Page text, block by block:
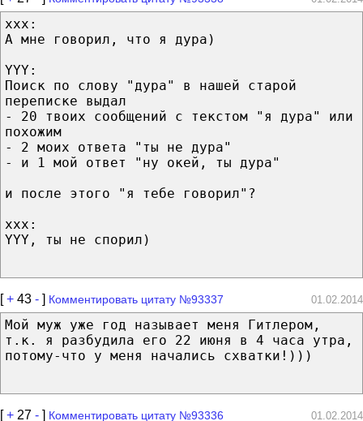
xxx:
А мне говорил, что я дура)
YYY:
Поиск по слову "дура" в нашей старой
переписке выдал
- 20 твоих сообщений с текстом "я дура" или
похожим
- 2 моих ответа "ты не дура"
- и 1 мой ответ "ну окей, ты дура"
и после этого "я тебе говорил"?
xxx:
YYY, ты не спорил)
[+ 43 - ] Комментировать цитату №93337 01.02.2014
Мой муж уже год называет меня Гитлером,
т.к. я разбудила его 22 июня в 4 часа утра,
потому-что у меня начались схватки!)))
[+ 27 - ] Комментировать цитату №93336 01.02.2014